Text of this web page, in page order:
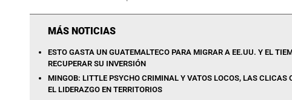
MÁS NOTICIAS
ESTO GASTA UN GUATEMALTECO PARA MIGRAR A EE.UU. Y EL
RECUPERAR SU INVERSIÓN
MINGOB: LITTLE PSYCHO CRIMINAL Y VATOS LOCOS, LAS CLICAS
EL LIDERAZGO EN TERRITORIOS